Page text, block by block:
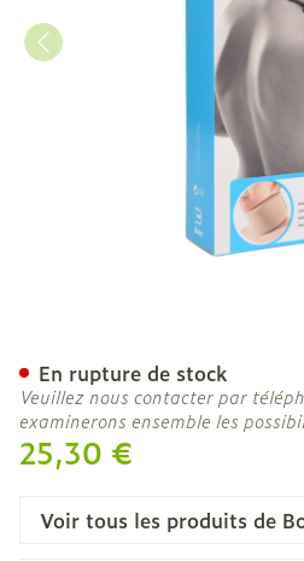
25,30 €
En rupture de stock
Veuillez nous contacter par
examinerons ensemble les
Voir tous les produits de